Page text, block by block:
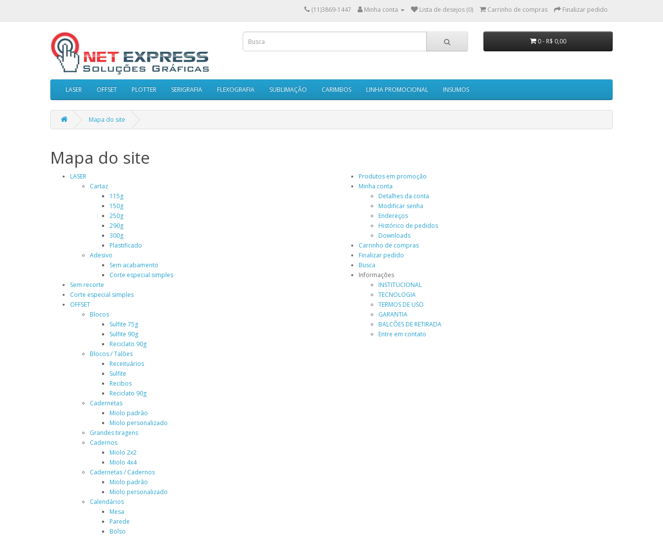
(11)3869-1447 Minha conta Lista de desejos (0) Carrinho de compras Finalizar pedido
0 - R$ 0,00
LASER OFFSET PLOTTER SERIGRAFIA FLEXOGRAFIA SUBLIMAÇÃO CARIMBOS LINHA PROMOCIONAL INSUMOS
Mapa do site
Mapa do site
LASER
Cartaz
115g
150g
250g
290g
300g
Plastificado
Adesivo
Sem acabamento
Corte especial simples
Sem recorte
Corte especial simples
OFFSET
Blocos
Sulfite 75g
Sulfite 90g
Reciclato 90g
Blocos / Talões
Receituários
Sulfite
Recibos
Reciclato 90g
Cadernetas
Miolo padrão
Miolo personalizado
Grandes tiragens
Cadernos
Miolo 2x2
Miolo 4x4
Cadernetas / Cadernos
Miolo padrão
Miolo personalizado
Calendários
Mesa
Parede
Bolso
Produtos em promoção
Minha conta
Detalhes da conta
Modificar senha
Endereços
Histórico de pedidos
Downloads
Carrinho de compras
Finalizar pedido
Busca
Informações
INSTITUCIONAL
TECNOLOGIA
TERMOS DE USO
GARANTIA
BALCÕES DE RETIRADA
Entre em contato